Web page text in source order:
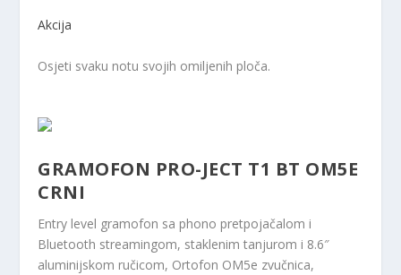
Akcija
Osjeti svaku notu svojih omiljenih ploča.
GRAMOFON PRO-JECT T1 BT OM5E
CRNI
Entry level gramofon sa phono pretpojačalom i
Bluetooth streamingom, staklenim tanjurom i 8.6″
aluminijskom ručicom, Ortofon OM5e zvučnica,